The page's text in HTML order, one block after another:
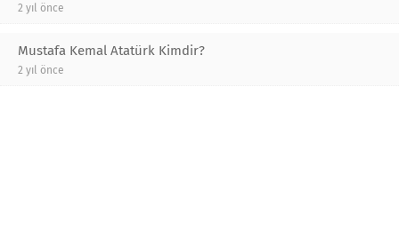
2 yıl önce
Mustafa Kemal Atatürk Kimdir?
2 yıl önce